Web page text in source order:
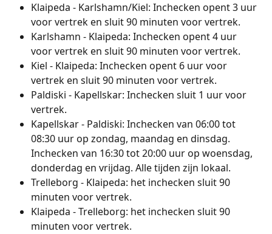
Klaipeda - Karlshamn/Kiel: Inchecken opent 3 uur
voor vertrek en sluit 90 minuten voor vertrek.
Karlshamn - Klaipeda: Inchecken opent 4 uur
voor vertrek en sluit 90 minuten voor vertrek.
Kiel - Klaipeda: Inchecken opent 6 uur voor
vertrek en sluit 90 minuten voor vertrek.
Paldiski - Kapellskar: Inchecken sluit 1 uur voor
vertrek.
Kapellskar - Paldiski: Inchecken van 06:00 tot
08:30 uur op zondag, maandag en dinsdag.
Inchecken van 16:30 tot 20:00 uur op woensdag,
donderdag en vrijdag. Alle tijden zijn lokaal.
Trelleborg - Klaipeda: het inchecken sluit 90
minuten voor vertrek.
Klaipeda - Trelleborg: het inchecken sluit 90
minuten voor vertrek.